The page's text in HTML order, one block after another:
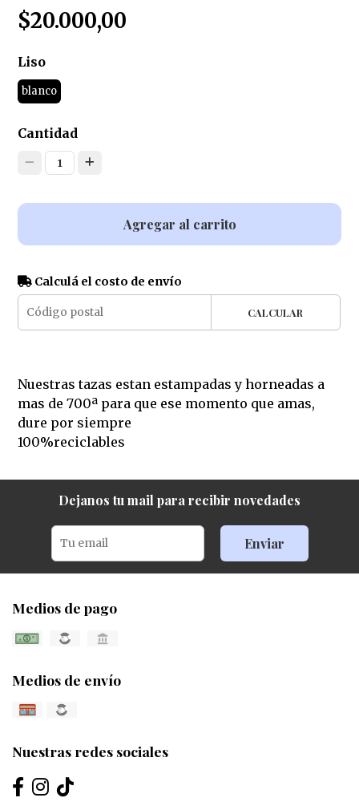
$20.000,00
Liso
blanco
Cantidad
1
Agregar al carrito
Calculá el costo de envío
CALCULAR
Nuestras tazas estan estampadas y horneadas a
mas de 700ª para que ese momento que amas,
dure por siempre
100%reciclables
Dejanos tu mail para recibir novedades
Enviar
Medios de pago
Medios de envío
Nuestras redes sociales